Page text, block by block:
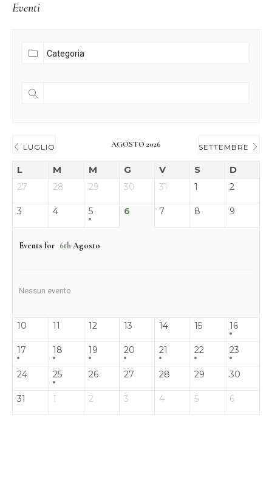
Eventi
LUGLIO AGOSTO 2026 SETTEMBRE
L M M G V S D
27 28 29 30 31 1 2
3 4 5 6 7 8 9
Events for 6thAgosto
Nessun evento
10 11 12 13 14 15 16
17 18 19 20 21 22 23
24 25 26 27 28 29 30
31 1 2 3 4 5 6